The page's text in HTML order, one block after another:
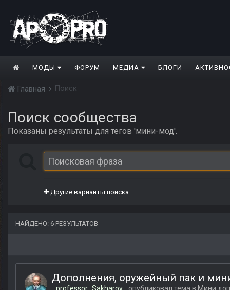
МОДЫ ФОРУМ МЕДИА БЛОГИ
Главная Поиск
Поиск сообщества
Показаны результаты для тегов 'мини-мод'.
Другие варианты поиска
НАЙДЕНО: 6 РЕЗУЛЬТАТОВ
Дополнения, оружейный пак и